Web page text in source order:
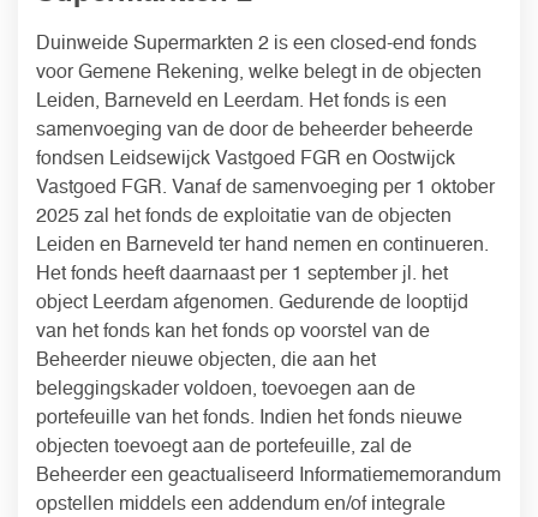
Duinweide Supermarkten 2 is een closed-end fonds
voor Gemene Rekening, welke belegt in de objecten
Leiden, Barneveld en Leerdam. Het fonds is een
samenvoeging van de door de beheerder beheerde
fondsen Leidsewijck Vastgoed FGR en Oostwijck
Vastgoed FGR. Vanaf de samenvoeging per 1 oktober
2025 zal het fonds de exploitatie van de objecten
Leiden en Barneveld ter hand nemen en continueren.
Het fonds heeft daarnaast per 1 september jl. het
object Leerdam afgenomen. Gedurende de looptijd
van het fonds kan het fonds op voorstel van de
Beheerder nieuwe objecten, die aan het
beleggingskader voldoen, toevoegen aan de
portefeuille van het fonds. Indien het fonds nieuwe
objecten toevoegt aan de portefeuille, zal de
Beheerder een geactualiseerd Informatiememorandum
opstellen middels een addendum en/of integrale